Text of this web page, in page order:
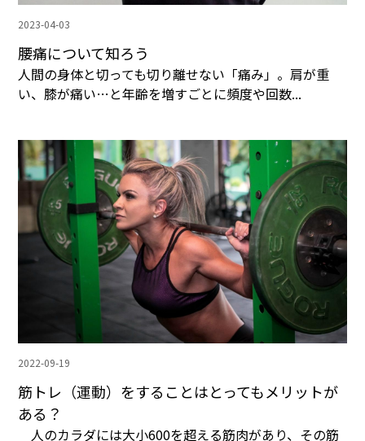
2023-04-03
腰痛について知ろう
人間の身体と切っても切り離せない「痛み」。肩が重
い、膝が痛い…と年齢を増すごとに頻度や回数...
2022-09-19
筋トレ（運動）をすることはとってもメリットが
ある？
人のカラダには大小600を超える筋肉があり、その筋